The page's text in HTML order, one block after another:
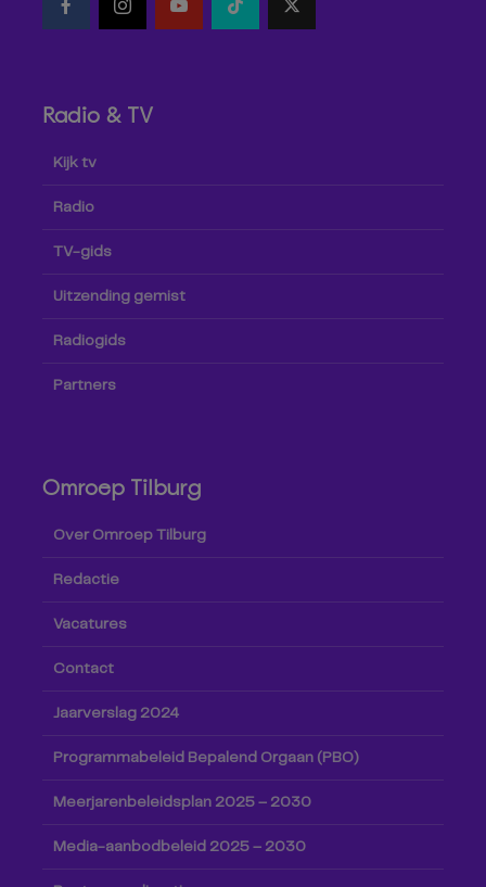
Radio & TV
Kijk tv
Radio
TV-gids
Uitzending gemist
Radiogids
Partners
Omroep Tilburg
Over Omroep Tilburg
Redactie
Vacatures
Contact
Jaarverslag 2024
Programmabeleid Bepalend Orgaan (PBO)
Meerjarenbeleidsplan 2025 – 2030
Media-aanbodbeleid 2025 – 2030